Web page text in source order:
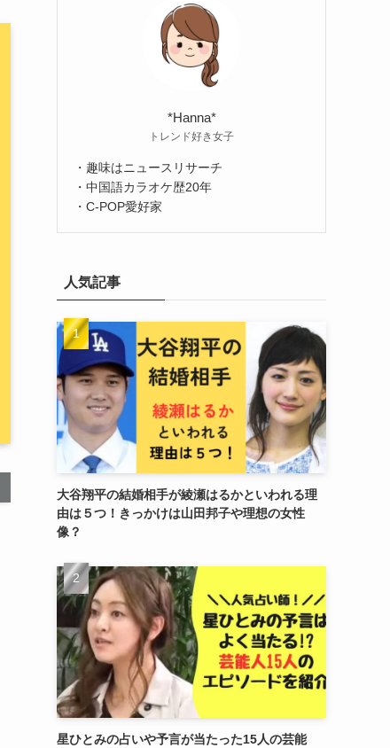
*Hanna*
トレンド好き女子
・趣味はニュースリサーチ
・中国語カラオケ歴20年
・C-POP愛好家
人気記事
大谷翔平の結婚相手が綾瀬はるかといわれる理
由は５つ！きっかけは山田邦子や理想の女性
像？
星ひとみの占いや予言が当たった15人の芸能